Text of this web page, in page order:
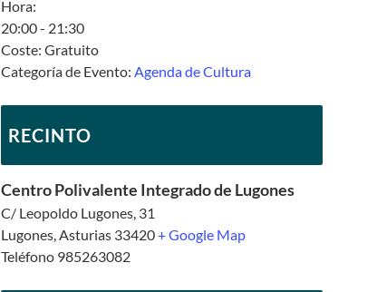
Hora:
20:00 - 21:30
Coste: Gratuito
Categoría de Evento: Agenda de Cultura
RECINTO
Centro Polivalente Integrado de Lugones
C/ Leopoldo Lugones, 31
Lugones,Asturias 33420+ Google Map
Teléfono 985263082